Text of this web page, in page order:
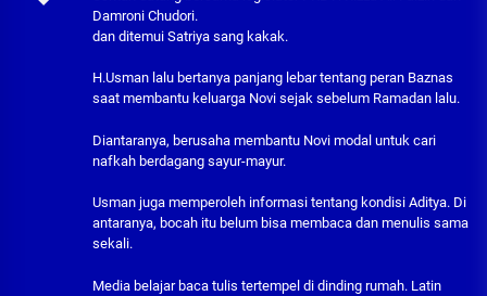
Damroni Chudori.
dan ditemui Satriya sang kakak.
H.Usman lalu bertanya panjang lebar tentang peran Baznas
saat membantu keluarga Novi sejak sebelum Ramadan lalu.
Diantaranya, berusaha membantu Novi modal untuk cari
nafkah berdagang sayur-mayur.
Usman juga memperoleh informasi tentang kondisi Aditya. Di
antaranya, bocah itu belum bisa membaca dan menulis sama
sekali.
Media belajar baca tulis tertempel di dinding rumah. Latin